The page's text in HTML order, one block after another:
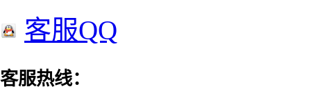
客服QQ
客服热线：